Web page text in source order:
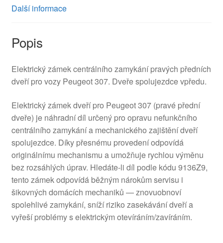
Další informace
Popis
Elektrický zámek centrálního zamykání pravých předních
dveří pro vozy Peugeot 307. Dveře spolujezdce vpředu.
Elektrický zámek dveří pro Peugeot 307 (pravé přední
dveře) je náhradní díl určený pro opravu nefunkčního
centrálního zamykání a mechanického zajištění dveří
spolujezdce. Díky přesnému provedení odpovídá
originálnímu mechanismu a umožňuje rychlou výměnu
bez rozsáhlých úprav. Hledáte-li díl podle kódu 9136Z9,
tento zámek odpovídá běžným nárokům servisu i
šikovných domácích mechaniků — znovuobnoví
spolehlivé zamykání, sníží riziko zasekávání dveří a
vyřeší problémy s elektrickým otevíráním/zavíráním.